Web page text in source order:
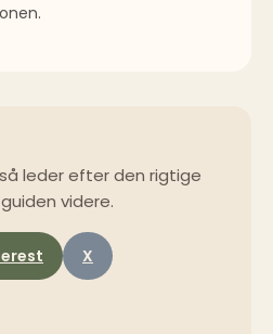
leder efter den rigtige
videre.
X